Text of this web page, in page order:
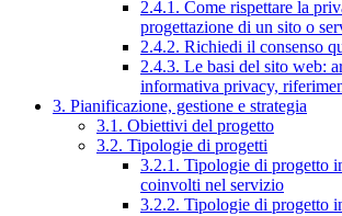
2.4.1. Come rispettare la
progettazione di un sito o
2.4.2. Richiedi il consenso
2.4.3. Le basi del sito web:
informativa privacy,
3. Pianificazione, gestione e strategia
3.1. Obiettivi del progetto
3.2. Tipologie di progetti
3.2.1. Tipologie di progetto
coinvolti nel servizio
3.2.2. Tipologie di progetto